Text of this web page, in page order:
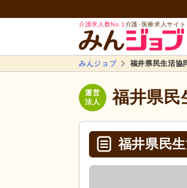
介護求人数No.1 介護･医療求人サイト
みんジョブ 福井県民生活協
運営
法人
福井県民
福井県民